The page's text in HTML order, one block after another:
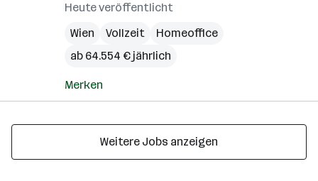
Heute veröffentlicht
Wien
Vollzeit
Homeoffice
ab 64.554 € jährlich
Merken
Weitere Jobs anzeigen